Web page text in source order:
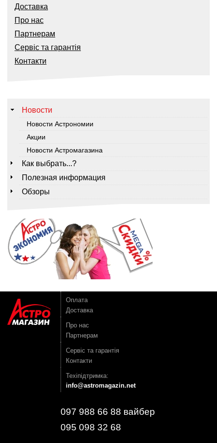
Доставка
Про нас
Партнерам
Сервіс та гарантія
Контакти
Новости
Новости Астрономии
Акции
Новости Астромагазина
Как выбрать...?
Полезная информация
Обзоры
Оплата
Доставка
Про нас
Партнерам
Сервіс та гарантія
Контакти
Техіпідтримка:
info@astromagazin.net
097 988 66 88 вайбер
095 098 32 68